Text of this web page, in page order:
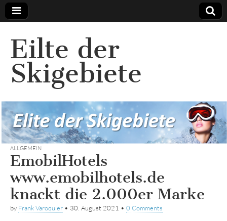
Eilte der
Skigebiete
ALLGEMEIN
EmobilHotels
www.emobilhotels.de
knackt die 2.000er Marke
by Frank Varoquier • 30. August 2021 • 0 Comments